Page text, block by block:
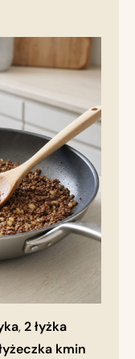
,2 łyżka
kmin